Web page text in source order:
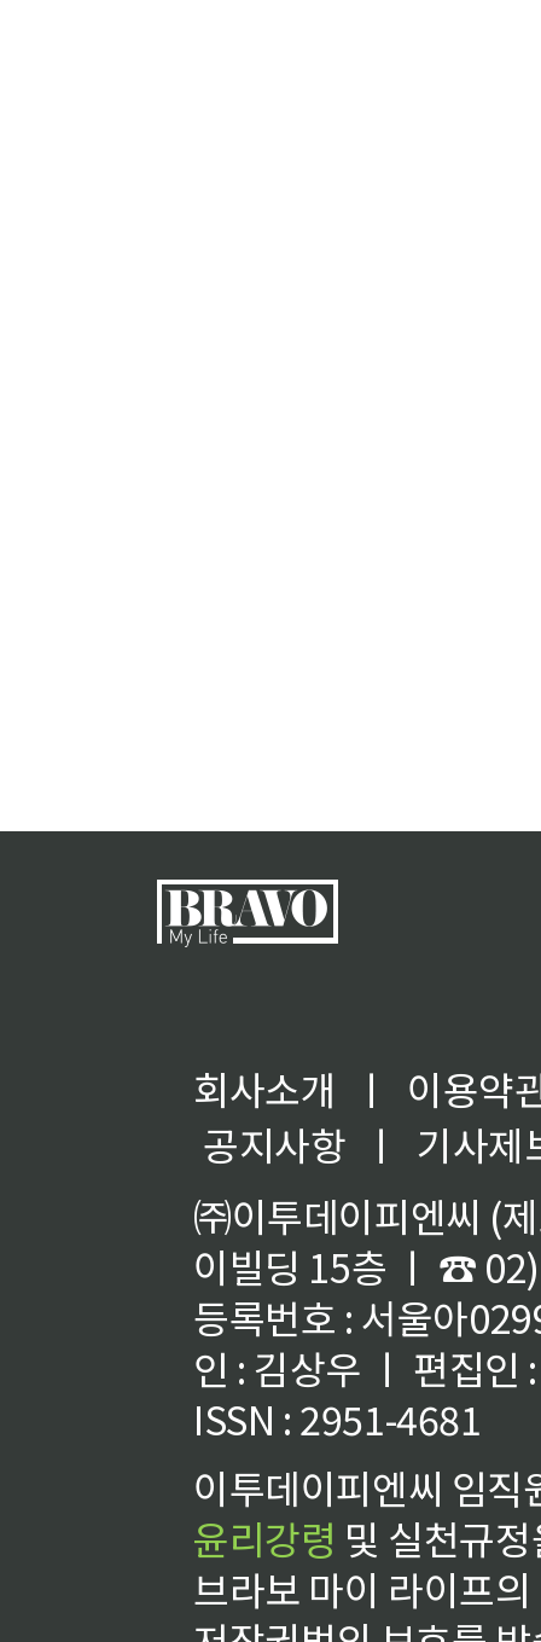
회사소개 ㅣ
이용약
공지사항
ㅣ
기사제
㈜이투데이피엔씨 (
이빌딩 15층 ㅣ ☎
등록번호 : 서울아
인 : 김상우 ㅣ 편집인
ISSN : 2951-4681
이투데이피엔씨 임
윤리강령 및 실천규
브라보 마이 라이프